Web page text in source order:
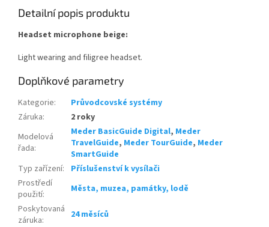
Detailní popis produktu
Headset microphone beige:
Light wearing and filigree headset.
Doplňkové parametry
Kategorie:
Průvodcovské systémy
Záruka:
2 roky
Modelová
řada:
Meder BasicGuide Digital, Meder
TravelGuide, Meder TourGuide, Meder
SmartGuide
Typ zařízení:
Příslušenství k vysílači
Prostředí
použití:
Města, muzea, památky, lodě
Poskytovaná
záruka: 24 měsíců